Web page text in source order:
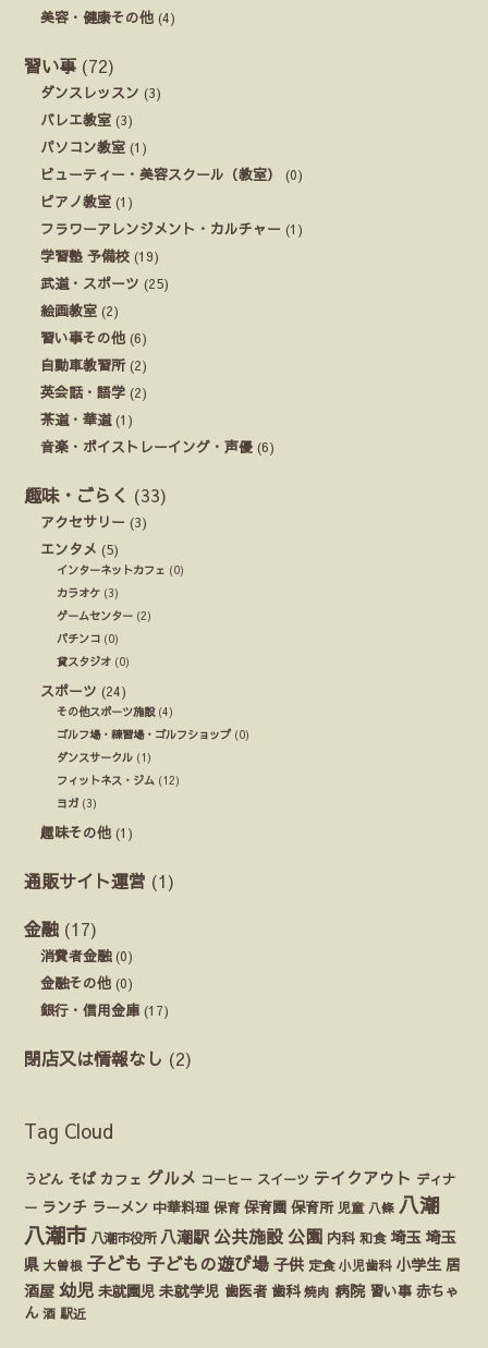
美容・健康その他 (4)
習い事 (72)
ダンスレッスン (3)
バレエ教室 (3)
パソコン教室 (1)
ビューティー・美容スクール（教室）
(0)
ピアノ教室 (1)
フラワーアレンジメント・カルチャー (1)
学習塾 予備校 (19)
武道・スポーツ (25)
絵画教室 (2)
習い事その他 (6)
自動車教習所(2)
英会話・語学 (2)
茶道・華道(1)
音楽・ボイストレーイング・声優 (6)
趣味・ごらく (33)
アクセサリー (3)
エンタメ (5)
インターネットカフェ (0)
カラオケ (3)
ゲームセンター (2)
パチンコ (0)
貸スタジオ (0)
スポーツ (24)
その他スポーツ施設(4)
ゴルフ場・練習場・ゴルフショップ(0)
ダンスサークル (1)
フィットネス・ジム (12)
ヨガ (3)
趣味その他 (1)
通販サイト運営 (1)
金融 (17)
消費者金融(0)
金融その他 (0)
銀行・信用金庫 (17)
閉店又は情報なし (2)
Tag Cloud
うどん そば カフェ グルメ コーヒー スイーツ テイクアウト ディナ
ー ランチ ラーメン 中華料理 保育 保育園 保育所 児童 八條 八潮
八潮市 八潮市役所 八潮駅 公共施設 公園 内科 和食 埼玉 埼玉
県 大曽根 子ども 子どもの遊び場 子供 定食 小児歯科 小学生 居
酒屋 幼児 未就園児 未就学児 歯医者 歯科 焼肉 病院 習い事 赤ちゃ
ん 酒 駅近